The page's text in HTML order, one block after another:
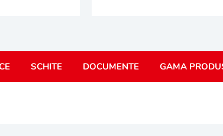
SCHITE DOCUMENTE GAMA